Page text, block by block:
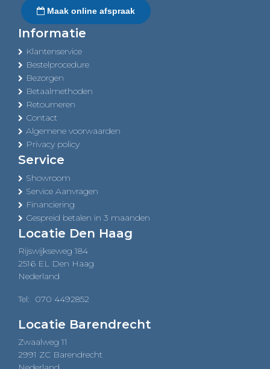
Maak online afspraak
Informatie
Klantenservice
Bestelprocedure
Bezorgen
Betaalmethoden
Retourneren
Contact
Algemene voorwaarden
Privacy policy
Service
Showroom
Service Aanvragen
Financiering
Gespreid betalen in 3 maanden
Locatie Den Haag
Rijswijkseweg 184
2516 EL Den Haag
Nederland
Tel: 070 4492852
Locatie Barendrecht
Zwaalweg 11
2991 ZC Barendrecht